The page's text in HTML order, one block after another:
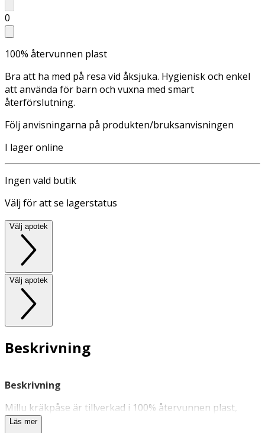
0
100% återvunnen plast
Bra att ha med på resa vid åksjuka. Hygienisk och enkel
att använda för barn och vuxna med smart
återförslutning.
Följ anvisningarna på produkten/bruksanvisningen
I lager online
Ingen vald butik
Välj för att se lagerstatus
Välj apotek
Välj apotek
Beskrivning
Beskrivning
Millu kräkpåse är tillverkad i 100% återvunnen plast,
samt har en smart funktion för återslutning efter
Läs mer